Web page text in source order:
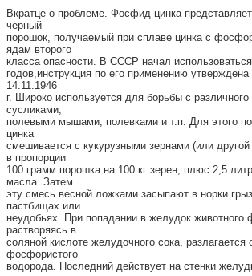
Вкратце о проблеме. Фосфид цинка
черный
порошок, получаемый при сплаве цинка с
ядам второго
класса опасности. В СССР начал
годов,инструкция по его применению
14.11.1946
г. Широко используется для борьбы с
сусликами,
полевыми мышами, полевками и т.п. Для этого
цинка
смешивается с кукурузными зернами (или
в пропорции
100 грамм порошка на 100 кг зерен, плюс 2,5
масла. Затем
эту смесь весной ложками засыпают в норки
пастбищах или
неудобьях. При попадании в желудок животного
растворяясь в
соляной кислоте желудочного сока,
фосфористого
водорода. Последний действует на стенки